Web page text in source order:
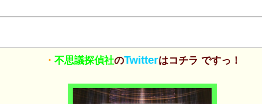
・ 不思議探偵社のTwitterはコチラ ですっ！